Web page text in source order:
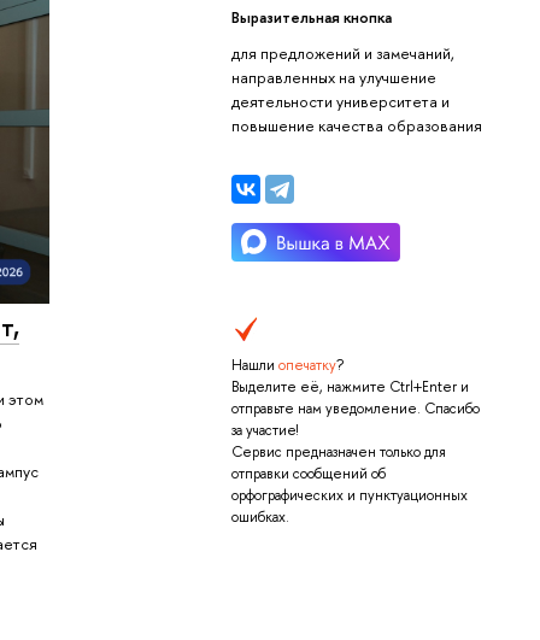
Выразительная кнопка
для предложений и замечаний,
направленных на улучшение
деятельности университета и
повышение качества образования
Нашли опечатку?
Выделите её, нажмите Ctrl+Enter и
отправьте нам уведомление. Спасибо
за участие!
Сервис предназначен только для
отправки сообщений об
орфографических и пунктуационных
ошибках.
этом